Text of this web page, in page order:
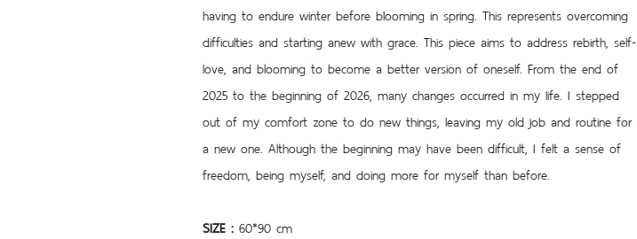
having to endure winter before blooming in spring. This represents overcoming
difficulties and starting anew with grace. This piece aims to address rebirth, self-
love, and blooming to become a better version of oneself. From the end of
2025 to the beginning of 2026, many changes occurred in my life. I stepped
out of my comfort zone to do new things, leaving my old job and routine for
a new one. Although the beginning may have been difficult, I felt a sense of
freedom, being myself, and doing more for myself than before.
SIZE : 60*90 cm